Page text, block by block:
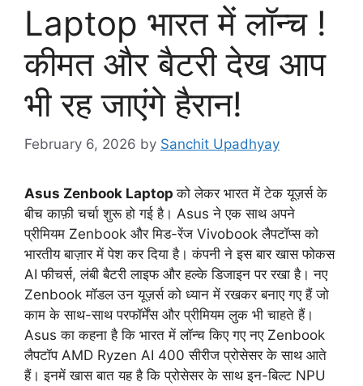
Laptop भारत में लॉन्च !
कीमत और बैटरी देख आप
भी रह जाएंगे हैरान!
February 6, 2026 by Sanchit Upadhyay
Asus Zenbook Laptopको लेकर भारत में टेक यूज़र्स के
बीच काफ़ी चर्चा शुरू हो गई है। Asus ने एक साथ अपने
प्रीमियम Zenbook और मिड-रेंज Vivobook लैपटॉप्स को
भारतीय बाज़ार में पेश कर दिया है। कंपनी ने इस बार खास फोकस
AI फीचर्स, लंबी बैटरी लाइफ और हल्के डिजाइन पर रखा है। नए
Zenbook मॉडल उन यूज़र्स को ध्यान में रखकर बनाए गए हैं जो
काम के साथ-साथ परफॉर्मेंस और प्रीमियम लुक भी चाहते हैं।
Asus का कहना है कि भारत में लॉन्च किए गए नए Zenbook
लैपटॉप AMD Ryzen AI 400 सीरीज प्रोसेसर के साथ आते
हैं। इनमें खास बात यह है कि प्रोसेसर के साथ इन-बिल्ट NPU